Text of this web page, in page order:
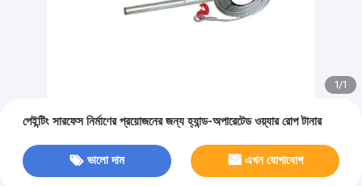
1/1
পেইন্টিং সারফেস নির্মাণের প্রয়োজনের জন্য হ্যান্ড-অপারেটেড ওয়্যার রোপ টানার
ভালো দাম এখন যোগাযোগ